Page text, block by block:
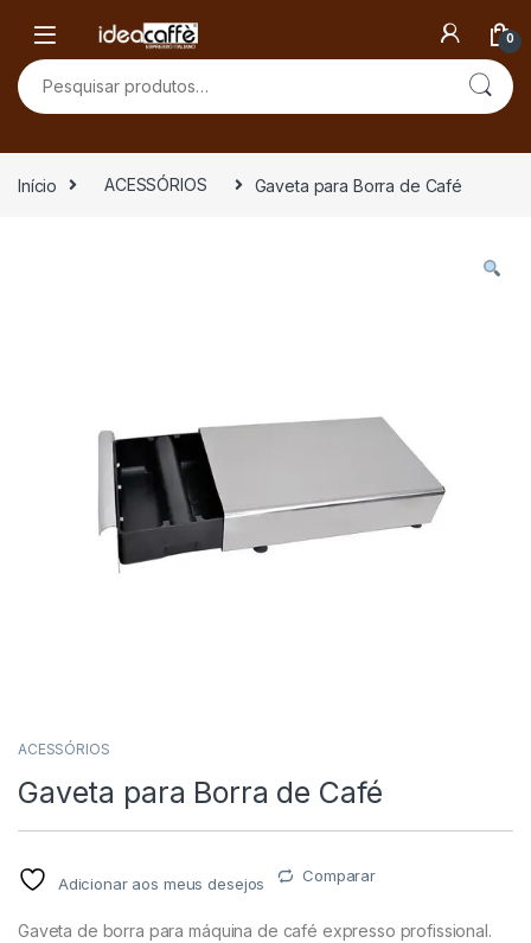
0
Pesquisar por:
Início ACESSÓRIOS Gaveta para Borra de Café
ACESSÓRIOS
Gaveta para Borra de Café
Adicionar aos meus desejos Comparar
Gaveta de borra para máquina de café expresso profissional.